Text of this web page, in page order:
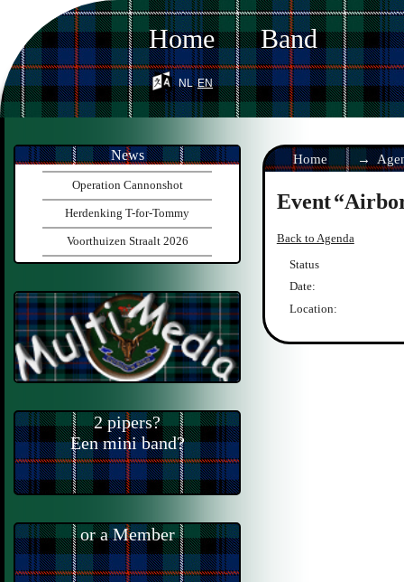
Home Band
nl en
Home
Event
Back to Agenda
Status
Date:
Location:
News
Operation Cannonshot
Herdenking T-for-Tommy
Voorthuizen Straalt 2026
2 pipers?
Een mini band?
or a Member